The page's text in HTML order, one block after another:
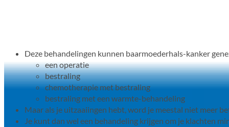
Deze behandelingen kunnen baarmoederhals-kanker
een operatie
bestraling
chemotherapie met bestraling
bestraling met een warmte-behandeling
Maar als je uitzaaiingen hebt, word je meestal niet meer
Je kunt dan wel een behandeling krijgen om je klachten